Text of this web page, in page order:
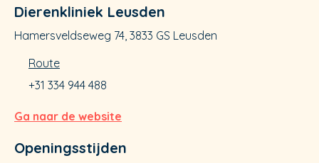
Dierenkliniek Leusden
Hamersveldseweg 74, 3833 GS Leusden
Route
+31 334 944 488
Ga naar de website
Openingsstijden